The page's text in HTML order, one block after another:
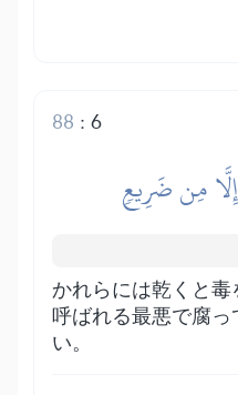
6
:
88
مِن ضَرِيعٖ
かれらには乾くと毒
呼ばれる最悪で腐
い。